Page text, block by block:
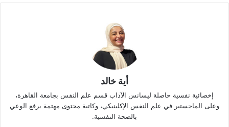
النفسي والاحتياج للحكي والمشاركة، وباحثين عن أيِّ صدى
صوت يُسكِّن آلامهم ويُجيب تساؤلاتهم.
تَزخر مواقع التواصل الاجتماعي بمجموعات أو
مجتمعات مُغلقة وفقًا لكثير من الاهتمامات والتفضيلات. لذا
عندما يلجأ أحدهم إلى إحدى المجموعات لمُشاركة مُشكلته أو
طلب الرأي والنصيحة، فهو في الغالب يطلب رأيًا أو نصيحة
مُوجَّهة، تُريح ضميره أو تُعضِّد موقفه، خاصَّة أنَّ المشكلة تُحكَى
أية خالد
إخصائية نفسية حاصلة ليسانس الآداب قسم علم النفس بجامعة القاهرة،
وعلى الماجستير في علم النفس الإكلينيكي، وكاتبة محتوى مهتمة برفع الوعي
بالصحة النفسية.